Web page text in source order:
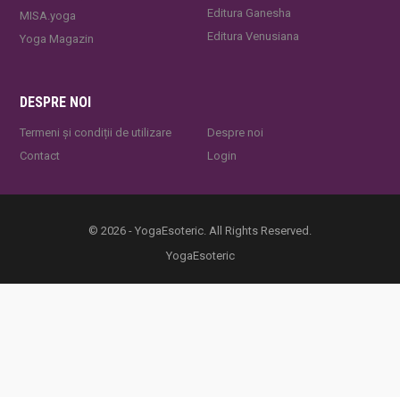
MISA.yoga
Yoga Magazin
Editura Ganesha
Editura Venusiana
DESPRE NOI
Termeni și condiții de utilizare
Contact
Despre noi
Login
© 2026 - YogaEsoteric. All Rights Reserved.
YogaEsoteric